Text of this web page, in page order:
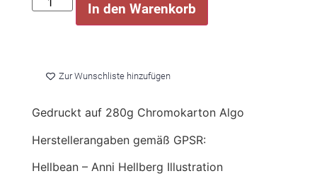
In den Warenkorb
Zur Wunschliste hinzufügen
Gedruckt auf 280g Chromokarton Algo
Herstellerangaben gemäß GPSR:
Hellbean – Anni Hellberg Illustration